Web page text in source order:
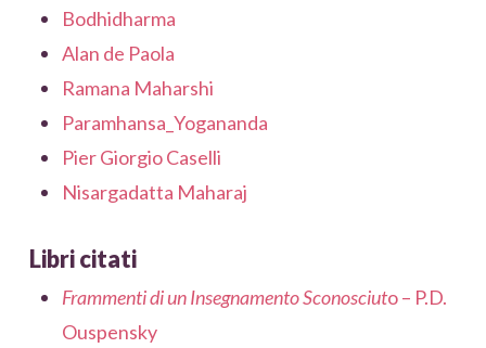
Bodhidharma
Alan de Paola
Ramana Maharshi
Paramhansa_Yogananda
Pier Giorgio Caselli
Nisargadatta Maharaj
Libri citati
Frammenti di un Insegnamento Sconosciuto – P.D.
Ouspensky